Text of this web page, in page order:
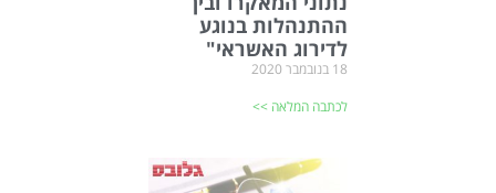
ההתנהלות בנוגע
לדירוג האשראי"
18 בנובמבר 2020
לכתבה המלאה >>